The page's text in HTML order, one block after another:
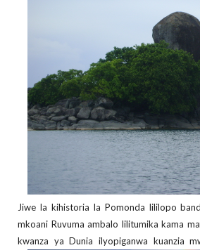
Jiwe la kihistoria la Pomonda lililopo
mkoani Ruvuma ambalo lilitumika kama
kwanza ya Dunia ilyopiganwa kuanzia